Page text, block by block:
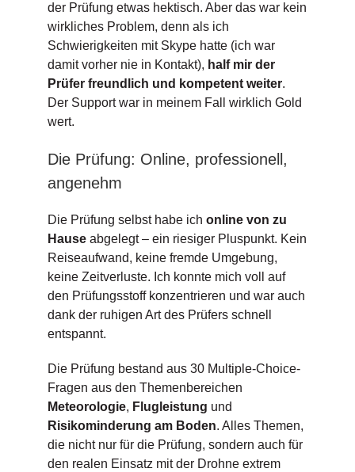
der Prüfung etwas hektisch. Aber das war kein
wirkliches Problem, denn als ich
Schwierigkeiten mit Skype hatte (ich war
damit vorher nie in Kontakt), half mir der
Prüfer freundlich und kompetent weiter.
Der Support war in meinem Fall wirklich Gold
wert.
Die Prüfung: Online, professionell,
angenehm
Die Prüfung selbst habe ich online von zu
Hauseabgelegt – ein riesiger Pluspunkt. Kein
Reiseaufwand, keine fremde Umgebung,
keine Zeitverluste. Ich konnte mich voll auf
den Prüfungsstoff konzentrieren und war auch
dank der ruhigen Art des Prüfers schnell
entspannt.
Die Prüfung bestand aus 30 Multiple-Choice-
Fragen aus den Themenbereichen
Meteorologie, Flugleistung und
Risikominderung am Boden. Alles Themen,
die nicht nur für die Prüfung, sondern auch für
den realen Einsatz mit der Drohne extrem